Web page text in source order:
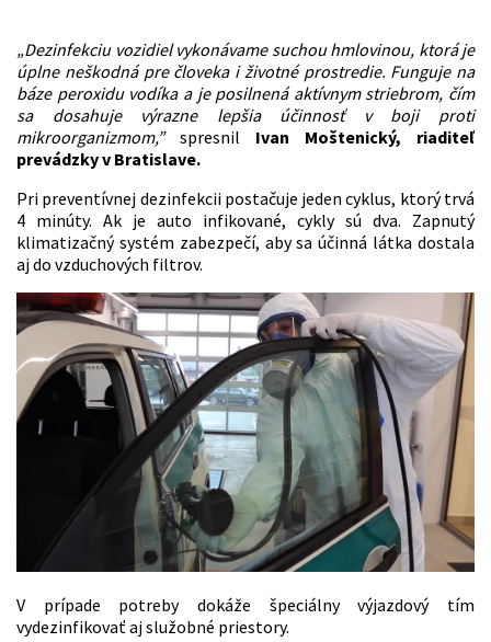
„Dezinfekciu vozidiel vykonávame suchou hmlovinou, ktorá je
úplne neškodná pre človeka i životné prostredie. Funguje na
báze peroxidu vodíka a je posilnená aktívnym striebrom, čím
sa dosahuje výrazne lepšia účinnosť v boji proti
mikroorganizmom,”spresnil Ivan Moštenický, riaditeľ
prevádzky v Bratislave.
Pri preventívnej dezinfekcii postačuje jeden cyklus, ktorý trvá
4 minúty. Ak je auto infikované, cykly sú dva. Zapnutý
klimatizačný systém zabezpečí, aby sa účinná látka dostala
aj do vzduchových filtrov.
V prípade potreby dokáže špeciálny výjazdový tím
vydezinfikovať aj služobné priestory.